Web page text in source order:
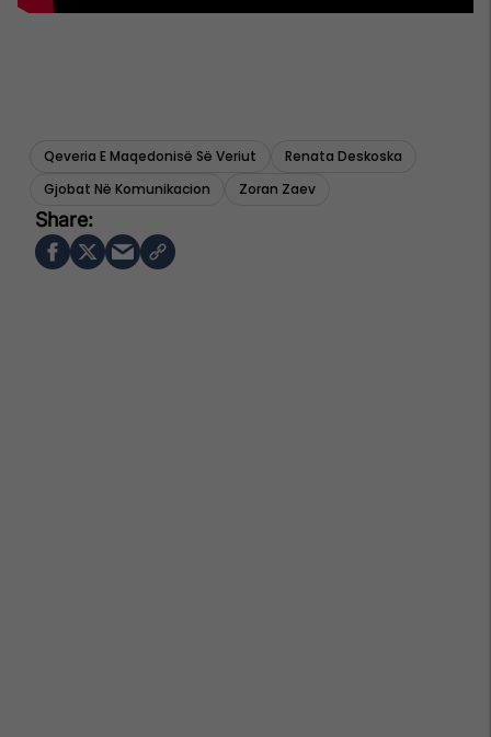
Qeveria E Maqedonisë Së Veriut
Renata Deskoska
Gjobat Në Komunikacion
Zoran Zaev